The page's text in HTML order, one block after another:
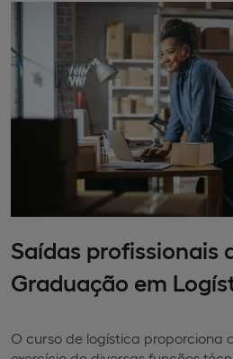
Saídas profissionais
Graduação em
O curso de logística proporciona